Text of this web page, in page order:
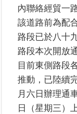
綜
合
資
訊
內聯絡經貿一
該道路前為配
路段已於八十
路段本次開放
目前東側路段
推動，已陸續
月六日辦理通
日（星期三）